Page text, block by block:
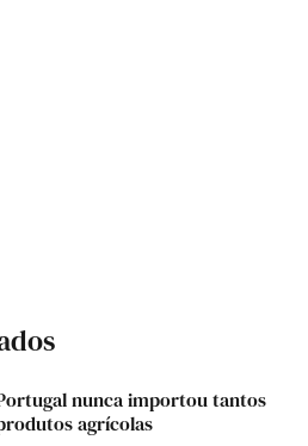
nunca importou tantos
agrícolas